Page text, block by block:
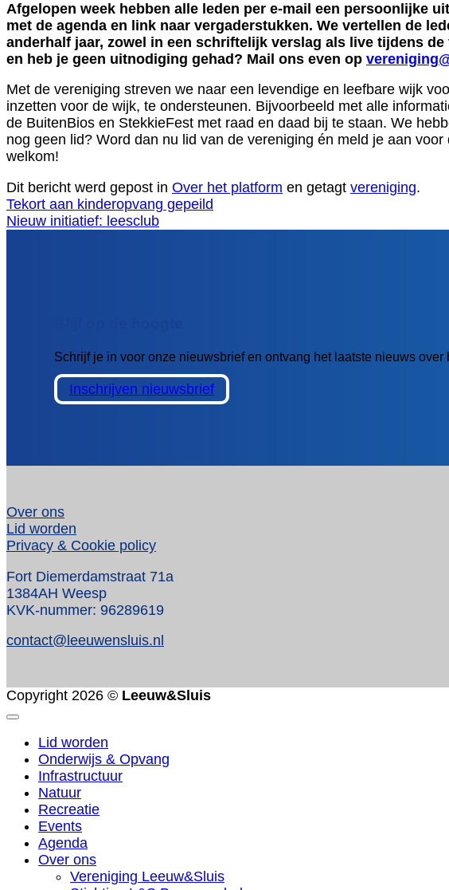
Afgelopen week hebben alle leden per e-mail een persoonlijke
met de agenda en link naar vergaderstukken. We vertellen de
anderhalf jaar, zowel in een schriftelijk verslag als live tijdens
en heb je geen uitnodiging gehad? Mail ons even op
Met de vereniging streven we naar een levendige en leefbare wijk
inzetten voor de wijk, te ondersteunen. Bijvoorbeeld met alle
de BuitenBios en StekkieFest met raad en daad bij te staan. We
nog geen lid? Word dan nu lid van de vereniging én meld je aan
welkom!
Dit bericht werd gepost in Over het platform en getagt vereniging.
Tekort aan kinderopvang gepeild
Nieuw initiatief: leesclub
Schrijf je in voor onze nieuwsbrief en ontvang het laatste nieuws
Inschrijven nieuwsbrief
Over ons
Lid worden
Privacy & Cookie policy
Fort Diemerdamstraat 71a
1384AH Weesp
KVK-nummer: 96289619
contact@leeuwensluis.nl
Copyright 2026 © Leeuw&Sluis
Lid worden
Onderwijs & Opvang
Infrastructuur
Natuur
Recreatie
Events
Agenda
Over ons
Vereniging Leeuw&Sluis